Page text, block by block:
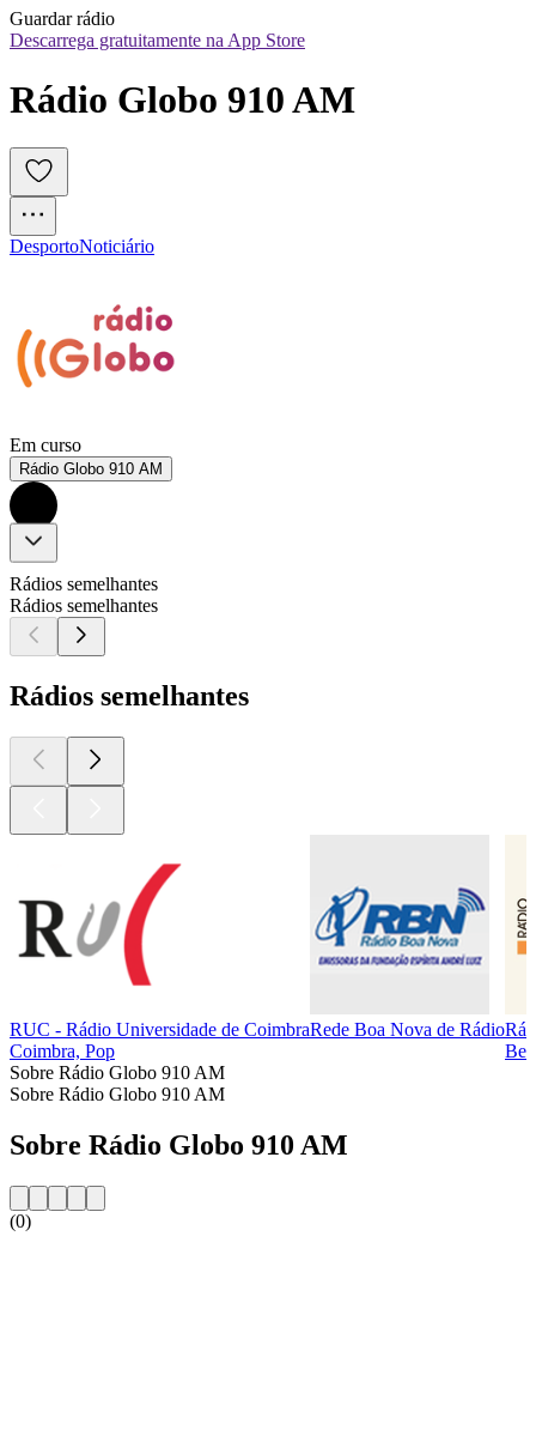
Guardar rádio
Descarrega gratuitamente na App Store
Rádio Globo 910 AM
DesportoNoticiário
Em curso
Rádio Globo 910 AM
Rádios semelhantes
Rádios semelhantes
Rádios semelhantes
RUC - Rádio Universidade de Coimbra
Coimbra, Pop
Rede Boa Nova de Rádio
Sobre Rádio Globo 910 AM
Sobre Rádio Globo 910 AM
Sobre Rádio Globo 910 AM
(0)